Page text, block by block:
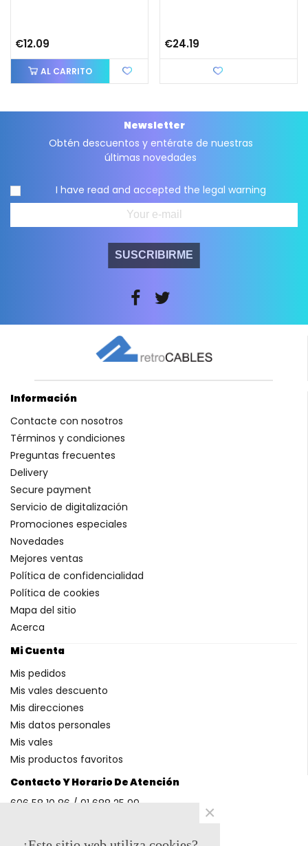
€12.09
AL CARRITO
€24.19
Newsletter
Obtén descuentos y entérate de nuestras
últimas novedades
I have read and accepted the legal warning
SUSCRIBIRME
Contacto Y Horario De Atención
606 58 10 86 / 91 688 25 99
Información
Contacte con nosotros
Términos y condiciones
Preguntas frecuentes
Delivery
Secure payment
Servicio de digitalización
Promociones especiales
Novedades
Mejores ventas
Política de confidencialidad
Política de cookies
Mapa del sitio
Acerca
Mi Cuenta
Mis pedidos
Mis vales descuento
Mis direcciones
Mis datos personales
Mis vales
Mis productos favoritos
×